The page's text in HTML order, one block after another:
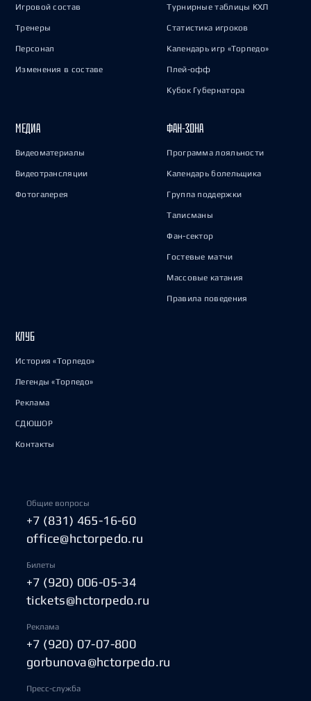
Игровой состав
Тренеры
Персонал
Изменения в составе
Турнирные таблицы КХЛ
Статистика игроков
Календарь игр «Торпедо»
Плей-офф
Кубок Губернатора
МЕДИА
Видеоматериалы
Видеотрансляции
Фотогалерея
ФАН-ЗОНА
Программа лояльности
Календарь болельщика
Группа поддержки
Талисманы
Фан-сектор
Гостевые матчи
Массовые катания
Правила поведения
КЛУБ
История «Торпедо»
Легенды «Торпедо»
Реклама
СДЮШОР
Контакты
Общие вопросы
+7 (831) 465-16-60
office@hctorpedo.ru
Билеты
+7 (920) 006-05-34
tickets@hctorpedo.ru
Реклама
+7 (920) 07-07-800
gorbunova@hctorpedo.ru
Пресс-служба